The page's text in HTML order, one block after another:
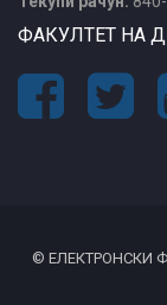
ФАКУЛТЕТ НА
© ЕЛЕКТРОНСКИ